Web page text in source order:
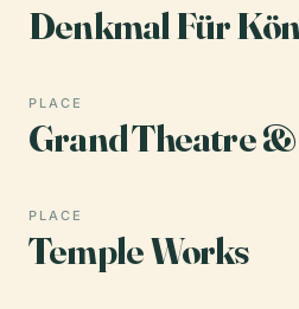
Denkmal Für
PLACE
Grand Theatre
PLACE
Temple Works